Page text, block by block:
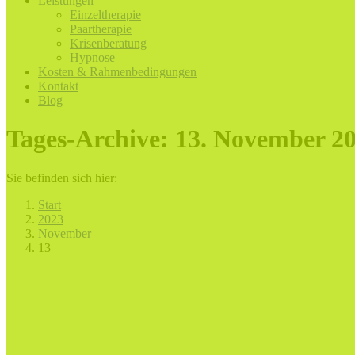
Einzeltherapie
Paartherapie
Krisenberatung
Hypnose
Kosten & Rahmenbedingungen
Kontakt
Blog
Tages-Archive: 13. November
Sie befinden sich hier:
Start
2023
November
13